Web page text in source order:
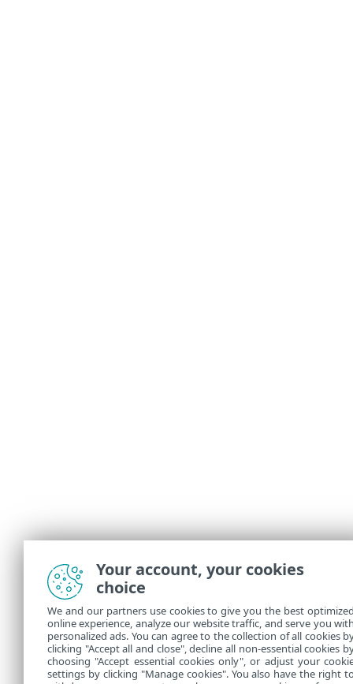
Your account, your cookies
choice
We and our partners use cookies to give you the best
online experience, analyze our website traffic, and serve you
personalized ads. You can agree to the collection of all cookies
clicking "Accept all and close", decline all non-essential cookies
choosing "Accept essential cookies only", or adjust your
settings by clicking "Manage cookies". You also have the right